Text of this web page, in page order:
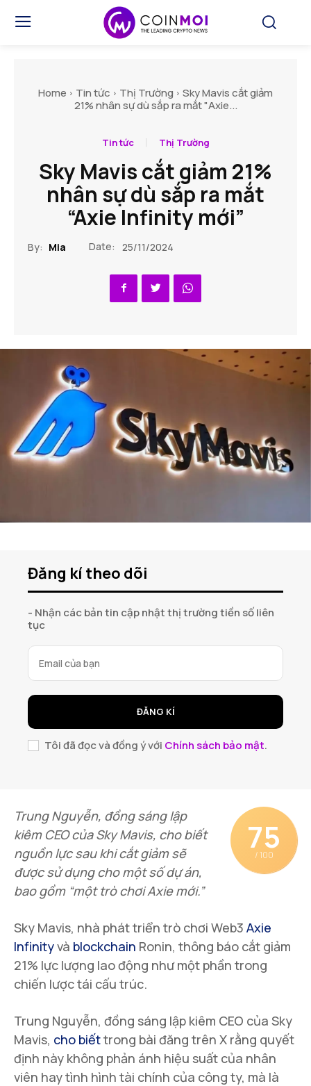
Home Tin tức Thị Trường
Sky Mavis cắt giảm
21% nhân sự dù sắp ra mắt "Axie...
Tin tức Thị Trường
Sky Mavis cắt giảm 21%
nhân sự dù sắp ra mắt
“Axie Infinity mới”
By: Mia Date: 25/11/2024
Đăng kí theo dõi
- Nhận các bản tin cập nhật thị trường tiền số liên
tục
ĐĂNG KÍ
Tôi đã đọc và đồng ý với Chính sách bảo mật.
75
/ 100
Trung Nguyễn, đồng sáng lập
kiêm CEO của Sky Mavis, cho biết
nguồn lực sau khi cắt giảm sẽ
được sử dụng cho một số dự án,
bao gồm “một trò chơi Axie mới.”
Sky Mavis, nhà phát triển trò chơi Web3 Axie
Infinityvà blockchain Ronin, thông báo cắt giảm
21% lực lượng lao động như một phần trong
chiến lược tái cấu trúc.
Trung Nguyễn, đồng sáng lập kiêm CEO của Sky
Mavis, cho biếttrong bài đăng trên X rằng quyết
định này không phản ánh hiệu suất của nhân
viên hay tình hình tài chính của công ty, mà là